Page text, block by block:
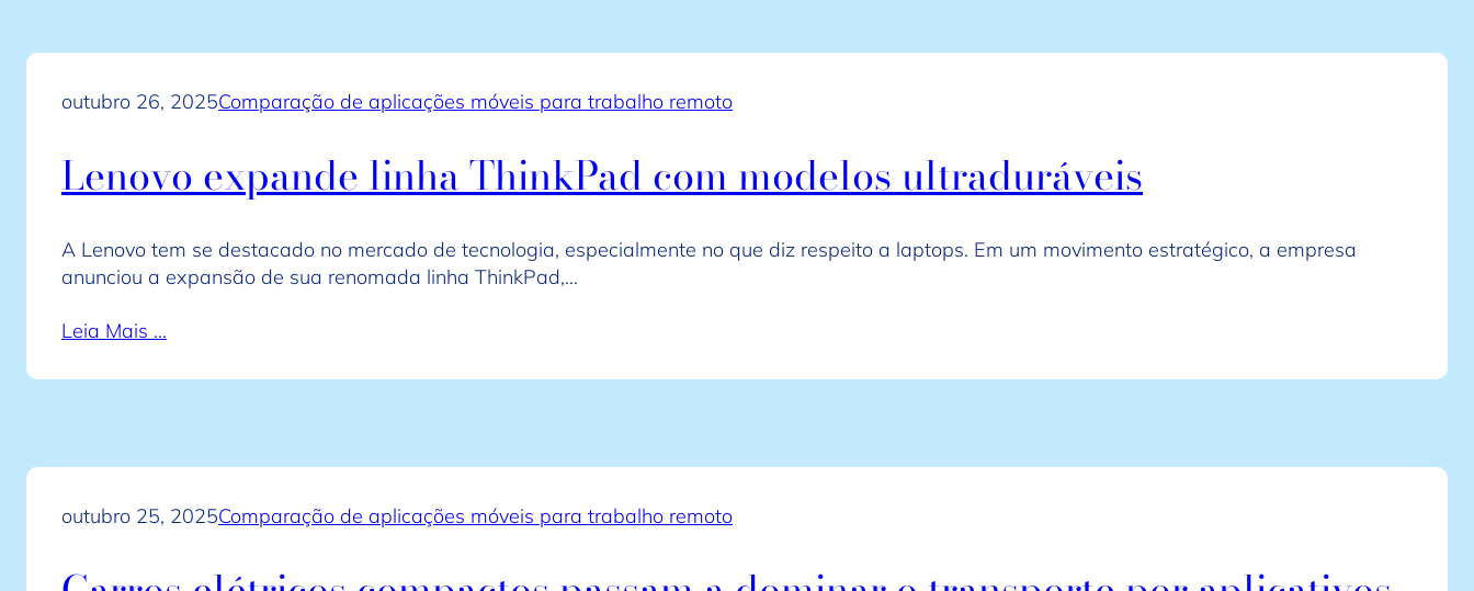
outubro 26, 2025Comparação de aplicações móveis para trabalho remoto
Lenovo expande linha ThinkPad com modelos ultraduráveis
A Lenovo tem se destacado no mercado de tecnologia, especialmente no que diz respeito a laptops. Em um movimento estratégico, a empresa
anunciou a expansão de sua renomada linha ThinkPad,…
Leia Mais …
outubro 25, 2025Comparação de aplicações móveis para trabalho remoto